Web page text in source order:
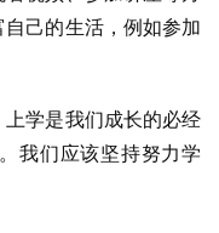
己的生活，例如参加
学是我们成长的必经
我们应该坚持努力学